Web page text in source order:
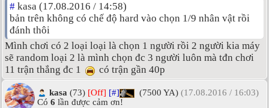
# kasa (17.08.2016 / 14:58)
bản trên không có chế độ hard vào chọn 1/9 nhân vật rồi
đánh thôi
Mình chơi có 2 loại loại là chọn 1 người rồi 2 người kia máy
sẽ random loại 2 là mình chọn đc 3 người luôn mà tđn chơi
11 trận thắng đc 1
có trận gần 40p
kasa (73) [Off] [#] (7500 YA) (17.08.2016 / 16:03)
Có 6 lần được cảm ơn!